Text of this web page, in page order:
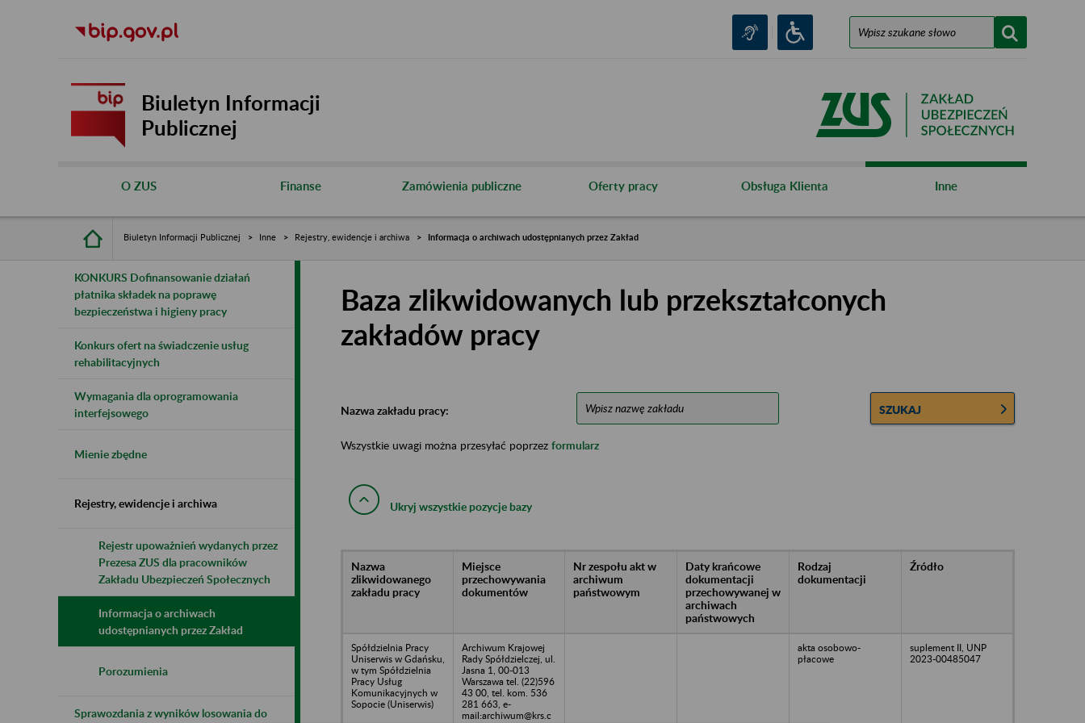
Biuletyn Informacji
Publicznej
O ZUS Finanse Zamówienia publiczne Oferty pracy Obsługa Klienta Inne
Biuletyn Informacji Publicznej Inne Rejestry, ewidencje i archiwa Informacja o archiwach udostępnianych przez Zakład
KONKURS Dofinansowanie działań
płatnika składek na poprawę
bezpieczeństwa i higieny pracy
Konkurs ofert na świadczenie usług
rehabilitacyjnych
Wymagania dla oprogramowania
interfejsowego
Mienie zbędne
Rejestry, ewidencje i archiwa
Rejestr upoważnień wydanych przez
Prezesa ZUS dla pracowników
Zakładu Ubezpieczeń Społecznych
Informacja o archiwach
udostępnianych przez Zakład
Porozumienia
Sprawozdania z wyników losowania do
Baza zlikwidowanych lub przekształconych
zakładów pracy
Nazwa zakładu pracy: SZUKAJ
Wszystkie uwagi można przesyłać poprzez formularz
Ukryj wszystkie pozycje bazy
Nazwa
zlikwidowanego
zakładu pracy
Miejsce
przechowywania
dokumentów
Nr zespołu akt w
archiwum
państwowym
Daty krańcowe
dokumentacji
przechowywanej w
archiwach
państwowych
Rodzaj
dokumentacji
Źródło
Spółdzielnia Pracy
Uniserwis w Gdańsku,
w tym Spółdzielnia
Pracy Usług
Komunikacyjnych w
Sopocie (Uniserwis)
Archiwum Krajowej
Rady Spółdzielczej, ul.
Jasna 1, 00-013
Warszawa tel. (22)596
43 00, tel. kom. 536
281 663, e-
mail:archiwum@krs.c
akta osobowo-
płacowe
suplement II, UNP
2023-00485047